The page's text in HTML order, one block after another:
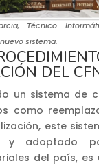
Técnico
sistema.
DEL
un sistema de
como
este
y adoptado
del país,